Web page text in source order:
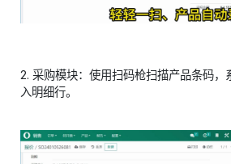
2. 采购模块：使用扫码枪扫描产品条码，
入明细行。